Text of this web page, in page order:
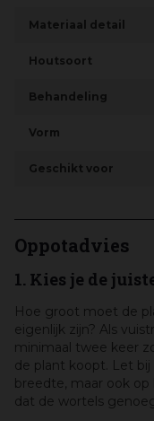
Materiaal detail
Houtsoort
Behandeling
Vorm
Geschikt voor
Oppotadvies
1. Kies je de
Hoe groot moet de
eigenlijk zijn? Als
minimaal twee keer
de plant koopt. Let
breedte, maar ook
dat de wortels